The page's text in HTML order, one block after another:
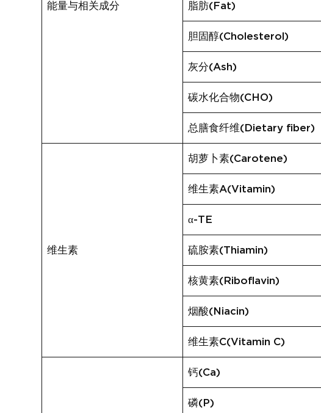
能量与相关成分 脂肪(Fat)
胆固醇(Cholesterol)
灰分(Ash)
碳水化合物(CHO)
总膳食纤维(Dietary fiber)
维生素
胡萝卜素(Carotene)
维生素A(Vitamin)
α-TE
硫胺素(Thiamin)
核黄素(Riboflavin)
烟酸(Niacin)
维生素C(Vitamin C)
钙(Ca)
磷(P)